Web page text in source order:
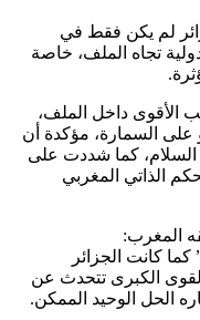
لم يكن فقط في
تجاه الملف، خاصة
الأقوى داخل الملف،
على السمارة، مؤكدة أن
السلام، كما شددت على
الذاتي المغربي
المغرب:
كانت الجزائر
الكبرى تتحدث عن
الحل الوحيد الممكن.